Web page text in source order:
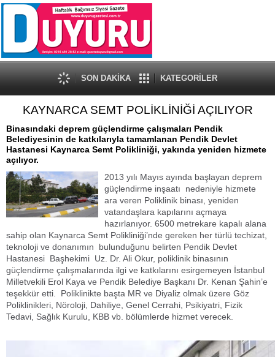
SON DAKİKA KATEGORİLER
KAYNARCA SEMT POLİKLİNİĞİ AÇILIYOR
Binasındaki deprem güçlendirme çalışmaları Pendik
Belediyesinin de katkılarıyla tamamlanan Pendik Devlet
Hastanesi Kaynarca Semt Polikliniği, yakında yeniden hizmete
açılıyor.
2013 yılı Mayıs ayında başlayan deprem
güçlendirme inşaatı nedeniyle hizmete
ara veren Poliklinik binası, yeniden
vatandaşlara kapılarını açmaya
hazırlanıyor. 6500 metrekare kapalı alana
sahip olan Kaynarca Semt Polikliniği’nde gereken her türlü techizat,
teknoloji ve donanımın bulunduğunu belirten Pendik Devlet
Hastanesi Başhekimi Uz. Dr. Ali Okur, poliklinik binasının
güçlendirme çalışmalarında ilgi ve katkılarını esirgemeyen İstanbul
Milletvekili Erol Kaya ve Pendik Belediye Başkanı Dr. Kenan Şahin’e
teşekkür etti. Poliklinikte başta MR ve Diyaliz olmak üzere Göz
Poliklinikleri, Nöroloji, Dahiliye, Genel Cerrahi, Psikiyatri, Fizik
Tedavi, Sağlık Kurulu, KBB vb. bölümlerde hizmet verecek.